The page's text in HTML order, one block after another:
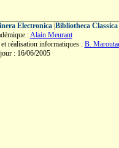
Electronica| Bibliotheca Classica
:Alain Meurant
réalisation informatiques : B.
: 16/06/2005